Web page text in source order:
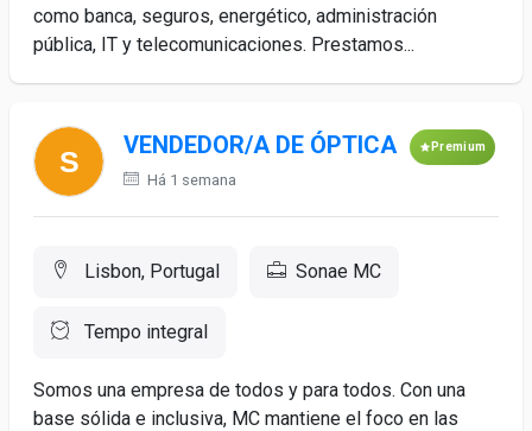
como banca, seguros, energético, administración
pública, IT y telecomunicaciones. Prestamos...
VENDEDOR/A DE ÓPTICA Premium
Há 1 semana
Lisbon, Portugal Sonae MC
Tempo integral
Somos una empresa de todos y para todos. Con una
base sólida e inclusiva, MC mantiene el foco en las